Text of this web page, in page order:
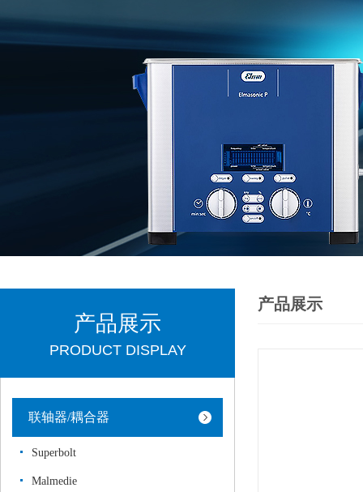
产品展示
PRODUCT DISPLAY
联轴器/耦合器
Superbolt
Malmedie
产品展示